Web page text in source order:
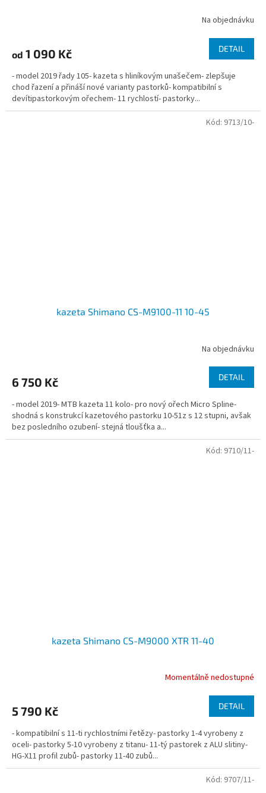
Na objednávku
od 1 090 Kč DETAIL
- model 2019 řady 105- kazeta s hliníkovým unašečem- zlepšuje
chod řazení a přináší nové varianty pastorků- kompatibilní s
devítipastorkovým ořechem- 11 rychlostí- pastorky...
kazeta Shimano CS-M9100-11 10-45
Na objednávku
6 750 Kč DETAIL
- model 2019- MTB kazeta 11 kolo- pro nový ořech Micro Spline-
shodná s konstrukcí kazetového pastorku 10-51z s 12 stupni, avšak
bez posledního ozubení- stejná tloušťka a...
Kód: 9713/10-
kazeta Shimano CS-M9000 XTR 11-40
Momentálně nedostupné
5 790 Kč DETAIL
- kompatibilní s 11-ti rychlostními řetězy- pastorky 1-4 vyrobeny z
oceli- pastorky 5-10 vyrobeny z titanu- 11-tý pastorek z ALU slitiny-
HG-X11 profil zubů- pastorky 11-40 zubů...
Kód: 9710/11-
Kód: 9707/11-